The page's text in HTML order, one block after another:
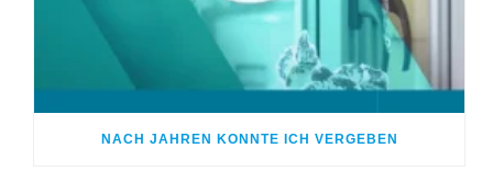
NACH JAHREN KONNTE ICH VERGEBEN